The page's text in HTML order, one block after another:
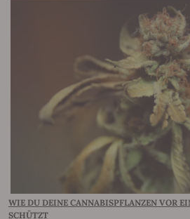
WIE DU DEINE CANNABISPFLANZEN VOR
SCHÜTZT